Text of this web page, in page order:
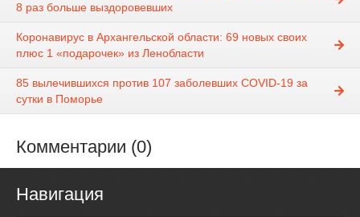
8 раз больше выздоровевших
Коронавирус в Архангельской области: 69 новых своих
плюс 1 «подарочек» из Ленобласти
85 вылечившихся против 107 заболевших COVID-19 за
сутки в Поморье
Комментарии (0)
Навигация